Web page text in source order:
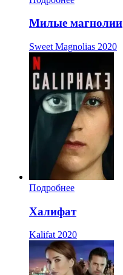
Милые магнолии
Sweet Magnolias 2020
Подробнее
Халифат
Kalifat 2020